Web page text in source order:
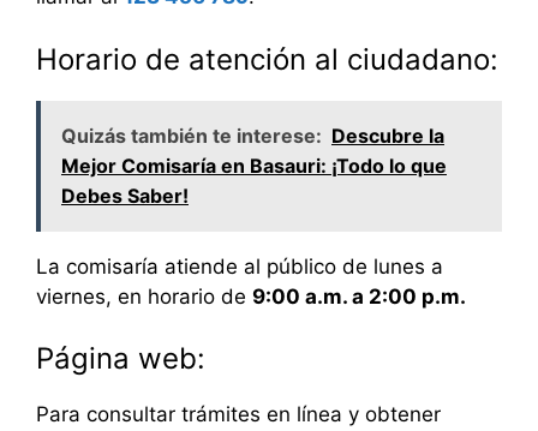
Horario de atención al ciudadano:
Quizás también te interese: Descubre la
Mejor Comisaría en Basauri: ¡Todo lo que
Debes Saber!
La comisaría atiende al público de lunes a
viernes, en horario de 9:00 a.m. a 2:00 p.m.
Página web:
Para consultar trámites en línea y obtener